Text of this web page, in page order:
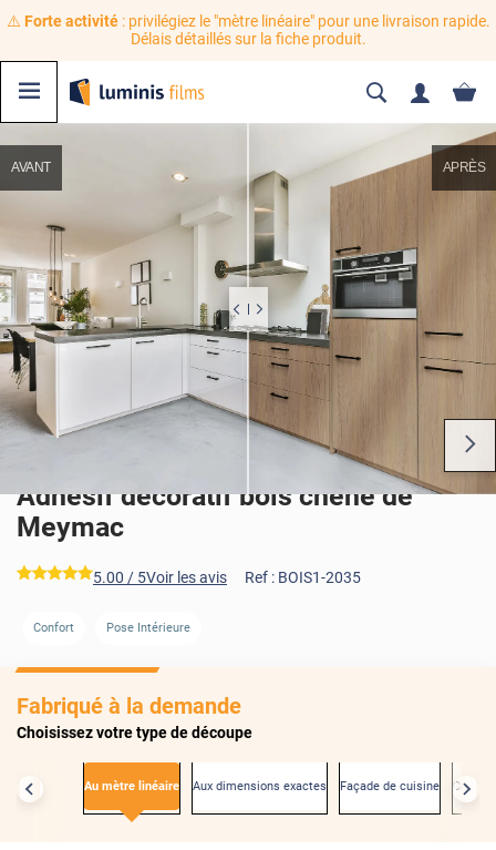
⚠️ Forte activité: privilégiez le "mètre linéaire" pour une livraison rapide.
Délais détaillés sur la fiche produit.
AVANT APRÈS
Adhésif décoratif bois chêne de
Meymac
*****
5.00 / 5Voir les avis Ref : BOIS1-2035
Confort Pose Intérieure
Fabriqué à la demande
Choisissez votre type de découpe
Au mètre linéaire Aux dimensions exactes Façade de cuisine